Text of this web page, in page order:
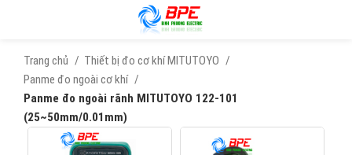
Trang chủ
Thiết bị đo cơ khí MITUTOYO
Panme đo ngoài cơ khí
Panme đo ngoài rãnh MITUTOYO 122-101
(25~50mm/0.01mm)